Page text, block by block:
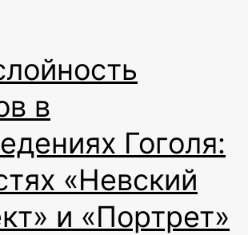
в
Гоголя:
«Невский
и «Портрет»